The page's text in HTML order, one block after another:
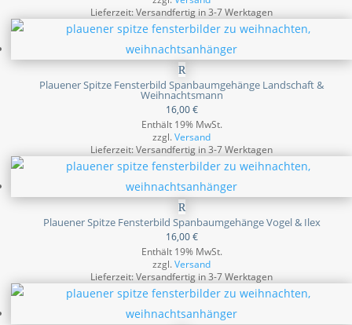
Lieferzeit: Versandfertig in 3-7 Werktagen
Plauener Spitze Fensterbild Spanbaumgehänge Landschaft &
Weihnachtsmann
16,00€
Enthält 19% MwSt.
zzgl.Versand
Lieferzeit: Versandfertig in 3-7 Werktagen
Plauener Spitze Fensterbild Spanbaumgehänge Vogel & Ilex
16,00€
Enthält 19% MwSt.
zzgl.Versand
Lieferzeit: Versandfertig in 3-7 Werktagen